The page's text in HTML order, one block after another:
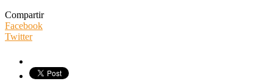
Compartir
Facebook
Twitter